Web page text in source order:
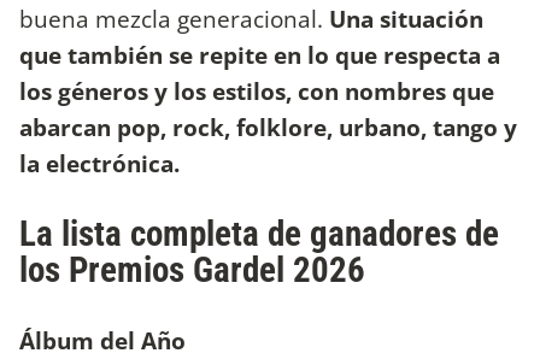
buena mezcla generacional. Una situación
que también se repite en lo que respecta a
los géneros y los estilos, con nombres que
abarcan pop, rock, folklore, urbano, tango y
la electrónica.
La lista completa de ganadores de
los Premios Gardel 2026
Álbum del Año